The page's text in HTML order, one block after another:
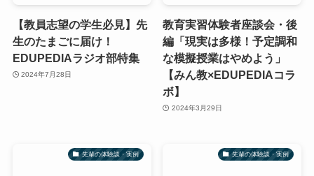
【教員志望の学生必見】先
生のたまごに届け！
EDUPEDIAラジオ部特集
2024年7月28日
教育実習体験者座談会・後
編「現実は多様！予定調和
な模擬授業はやめよう」
【みん教×EDUPEDIAコラ
ボ】
2024年3月29日
先輩の体験談・実例 先輩の体験談・実例